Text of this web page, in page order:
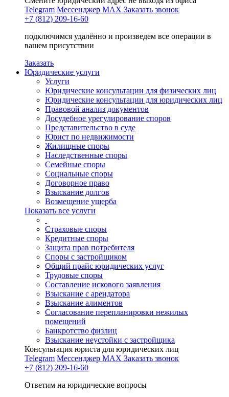
Telegram Мессенджер MAX Заказать звонок
+7 (812) 209-16-60
подключимся удалённо и произведем все операции в
вашем присутствии
Заказать
Юридические услуги
Услуги
Юридические консультации для физических лиц
Юридические консультации для юридических лиц
Правовой анализ документов
Досудебное урегулирование споров
Представительство в суде
Юрист по недвижимости
Жилищные споры
Наследственные споры
Семейные споры
Социальные споры
Договорное право
Взыскание долгов
Возмещение ущерба
Показать все услуги
Страховые споры
Кредитные споры
Защита прав потребителя
Споры с застройщиком
Общий прайс юридических услуг
Трудовые споры
Составление искового заявления
Взыскание с арендатора
Взыскание алиментов
Cогласование перепланировки нежилых
помещений
Банкротство физлиц
Взыскание неустойки с застройщика
Консультация юриста для юридических лиц
Telegram Мессенджер MAX Заказать звонок
+7 (812) 209-16-60
Ответим на юридические вопросы